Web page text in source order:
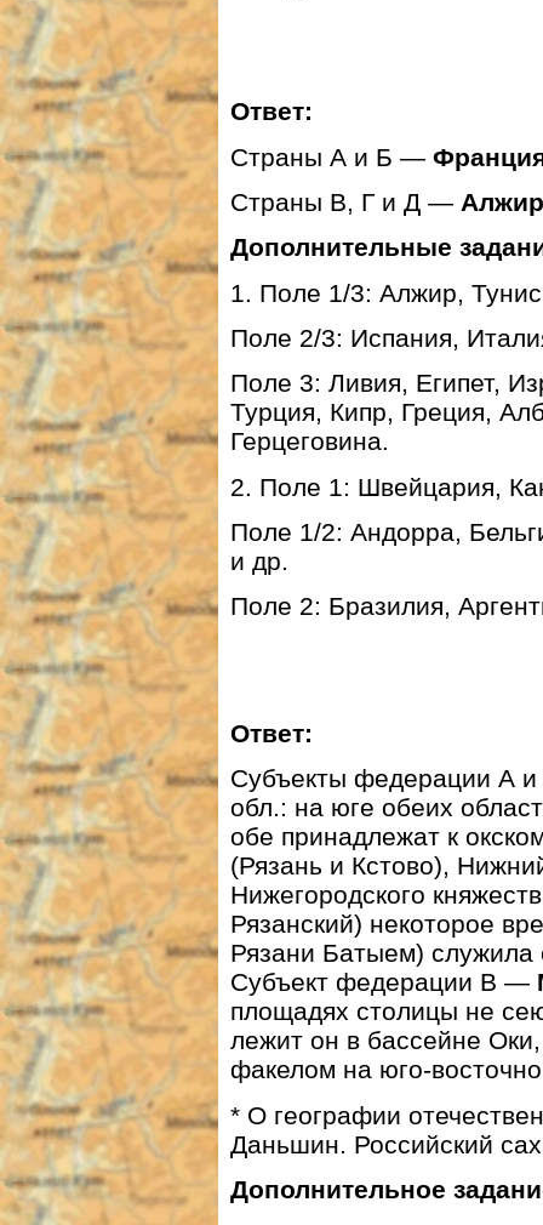
Ответ:
Страны А и Б —
Страны В, Г и Д —
Дополнительные
1. Поле 1/3: Алжир,
Поле 2/3: Испания,
Поле 3: Ливия, Египет,
Турция, Кипр, Греция,
Герцеговина.
2. Поле 1: Швейцария,
Поле 1/2: Андорра,
и др.
Поле 2: Бразилия,
Ответ:
Субъекты федерации А
обл.: на юге обеих
обе принадлежат к
(Рязань и Кстово),
Нижегородского
Рязанский) некоторое
Рязани Батыем) служила
Субъект федерации В —
площадях столицы не
лежит он в бассейне
факелом на юго-
* О географии
Даньшин. Российский
Дополнительное